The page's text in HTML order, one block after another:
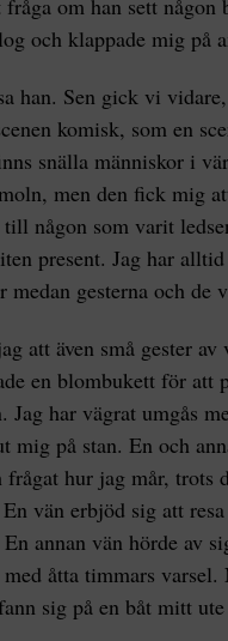
om han sett
och klappade mig på
han. Sen gick vi
komisk, som en
snälla människor i
men den fick mig
till någon som varit
present. Jag har
medan gesterna och de
att även små gester
en blombukett för att
Jag har vägrat umgås
mig på stan. En och
hur jag mår, trots
vän erbjöd sig att
annan vän hörde av
åtta timmars
sig på en båt mitt